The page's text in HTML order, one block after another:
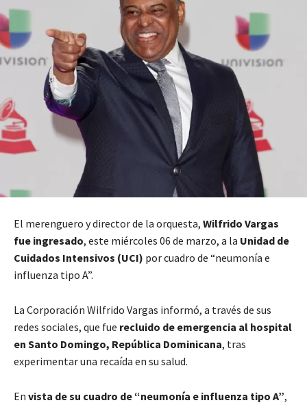
El merenguero y director de la orquesta, Wilfrido Vargas
fue ingresado, este miércoles 06 de marzo, a la Unidad de
Cuidados Intensivos (UCI) por cuadro de “neumonía e
influenza tipo A”.
La Corporación Wilfrido Vargas informó, a través de sus
redes sociales, que fue recluido de emergencia al hospital
en Santo Domingo, República Dominicana, tras
experimentar una recaída en su salud.
En vista de su cuadro de “neumonía e influenza tipo A”,